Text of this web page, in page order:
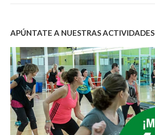
APÚNTATE A NUESTRAS ACTIVIDADES